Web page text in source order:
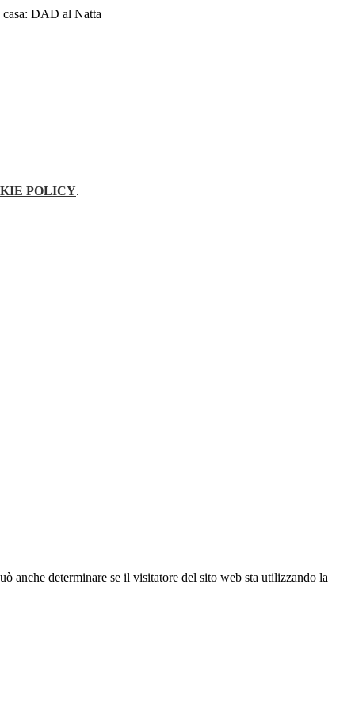
DAD al Natta
POLICY.
anche determinare se il visitatore del sito web sta utilizzando la